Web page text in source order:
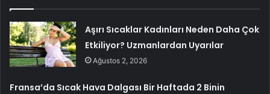
Aşırı Sıcaklar Kadınları Neden Daha Çok
Etkiliyor? Uzmanlardan Uyarılar
Ağustos 2, 2026
Fransa’da Sıcak Hava Dalgası Bir Haftada 2 Binin